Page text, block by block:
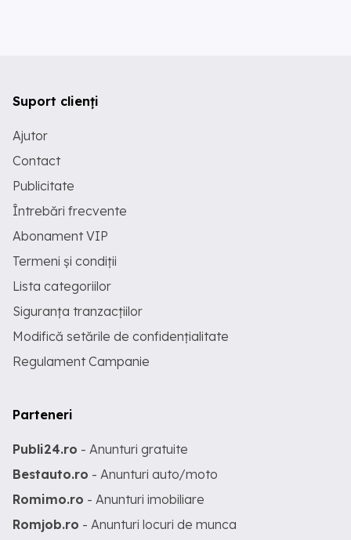
Suport clienți
Ajutor
Contact
Publicitate
Întrebări frecvente
Abonament VIP
Termeni și condiții
Lista categoriilor
Siguranța tranzacțiilor
Modifică setările de confidențialitate
Regulament Campanie
Parteneri
Publi24.ro - Anunturi gratuite
Bestauto.ro - Anunturi auto/moto
Romimo.ro - Anunturi imobiliare
Romjob.ro - Anunturi locuri de munca